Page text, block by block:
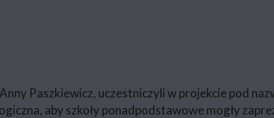
Paszkiewicz, uczestniczyli w projekcie pod
aby szkoły ponadpodstawowe mogły